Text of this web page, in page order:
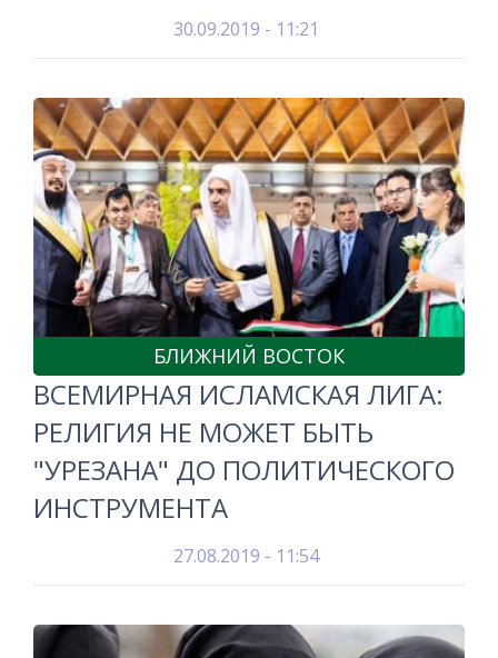
30.09.2019 - 11:21
БЛИЖНИЙ ВОСТОК
ВСЕМИРНАЯ ИСЛАМСКАЯ ЛИГА:
РЕЛИГИЯ НЕ МОЖЕТ БЫТЬ
"УРЕЗАНА" ДО ПОЛИТИЧЕСКОГО
ИНСТРУМЕНТА
27.08.2019 - 11:54